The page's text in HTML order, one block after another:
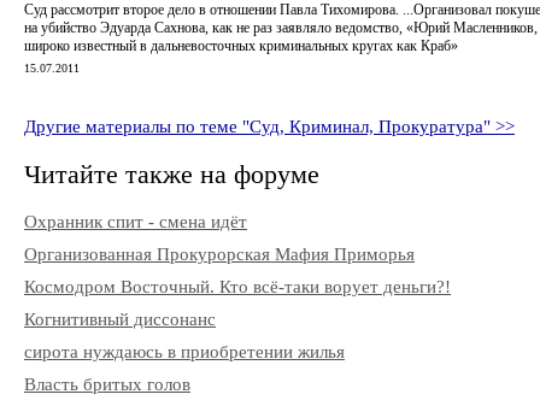
Суд рассмотрит второе дело в отношении Павла Тихомирова. ...Организовал
на убийство Эдуарда Сахнова, как не раз заявляло ведомство, «Юрий Масленников,
широко известный в дальневосточных криминальных кругах как Краб»
15.07.2011
Другие материалы по теме "Суд, Криминал, Прокуратура" >>
Читайте также на форуме
Охранник спит - смена идёт
Организованная Прокурорская Мафия Приморья
Космодром Восточный. Кто всё-таки ворует деньги?!
Когнитивный диссонанс
сирота нуждаюсь в приобретении жилья
Власть бритых голов